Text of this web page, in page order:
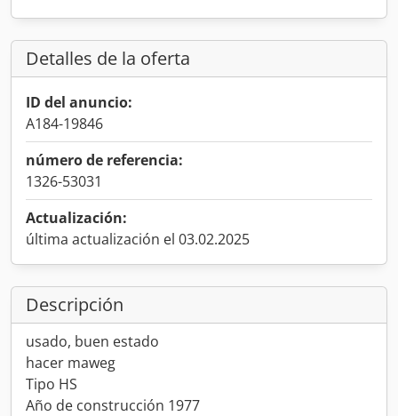
Detalles de la oferta
ID del anuncio:
A184-19846
número de referencia:
1326-53031
Actualización:
última actualización el 03.02.2025
Descripción
usado, buen estado
hacer maweg
Tipo HS
Año de construcción 1977